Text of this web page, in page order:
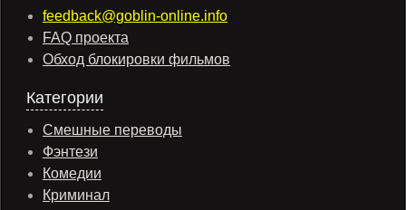
feedback@goblin-online.info
FAQ проекта
Обход блокировки фильмов
Категории
Смешные переводы
Фэнтези
Комедии
Криминал